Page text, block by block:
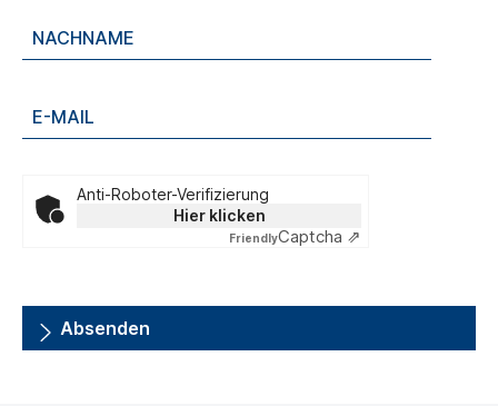
Anti-Roboter-Verifizierung
Hier klicken
FriendlyCaptcha ⇗
Absenden